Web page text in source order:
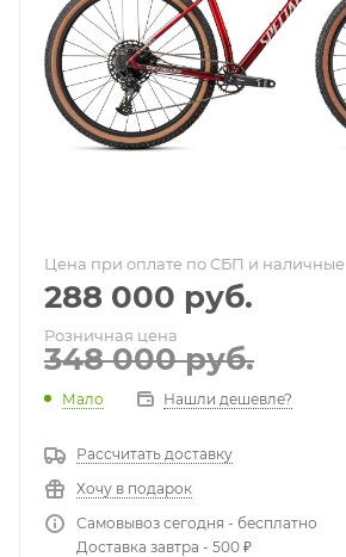
Цена при оплате по СБП и наличные
288 000 руб.
Розничная цена
348 000руб.
Мало Нашли дешевле?
Рассчитать доставку
Хочу в подарок
Самовывоз сегодня - бесплатно
Доставка завтра - 500 ₽